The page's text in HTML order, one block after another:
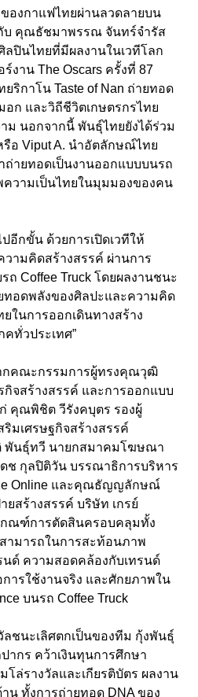
องกาแฟไทยผ่านลวดลายบน
บ คุณธัชมาพรรณ จันทร์จำรัส
ลปินไทยที่มีผลงานในเวทีโลก
งาน The Oscars ครั้งที่ 87
ริกาโน Taste of Nan ถ่ายทอด
อก และวิถีชีวิตเกษตรกรไทย
ม นอกจากนี้ พันธุ์ไทยยังได้ร่วม
อ Viput A. นำอัตลักษณ์ไทย
ถ่ายทอดเป็นงานออกแบบบนรถ
ความเป็นไทยในมุมมองของคน
อีกขั้น ด้วยการเปิดเวทีให้
วามคิดสร้างสรรค์ ผ่านการ
Coffee Truck โดยผลงานชนะ
ทอดพลังของศิลปะและความคิด
ในการออกเดินทางสร้าง
ทั่วประเทศ”
กคณะกรรมการผู้ทรงคุณวุฒิ
จสร้างสรรค์ และการออกแบบ
คุณพิชิต วีรังคบุตร รองผู้
มเศรษฐกิจสร้างสรรค์
พันธุ์ทวี นายกสมาคมโฆษณา
ช กุลปิติวัน บรรณาธิการบริหาร
Online และคุณธัญญลักษณ์
สร้างสรรค์ บริษัท เกรย์
กณฑ์การตัดสินครอบคลุมทั้ง
ามารถในการสะท้อนภาพ
ด์ ความสอดคล้องกับเทรนด์
ารใช้งานจริง และศักยภาพใน
บนรถ Coffee Truck
ชนะเลิศตกเป็นของทีม กุ้งพันธุ์
ากร คว้าเงินทุนการศึกษา
โล่รางวัลและเกียรติบัตร ผลงาน
น ทั้งการถ่ายทอด DNA ของ